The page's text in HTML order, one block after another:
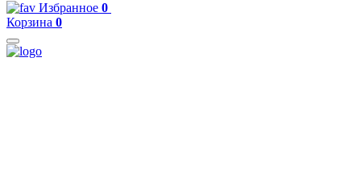
Избранное 0
Корзина 0